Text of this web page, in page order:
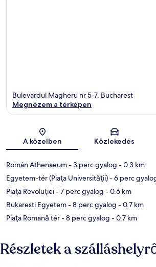
Térkép
Bulevardul Magheru nr 5-7, Bucharest
Megnézem a térképen
A közelben Közlekedés
Román Athenaeum- 3 perc gyalog - 0.3 km
Egyetem-tér (Piaţa Universităţii)- 6 perc
Piaţa Revoluţiei- 7 perc gyalog - 0.6 km
Bukaresti Egyetem- 8 perc gyalog - 0.7 km
Piaţa Romană tér- 8 perc gyalog - 0.7 km
Részletek a